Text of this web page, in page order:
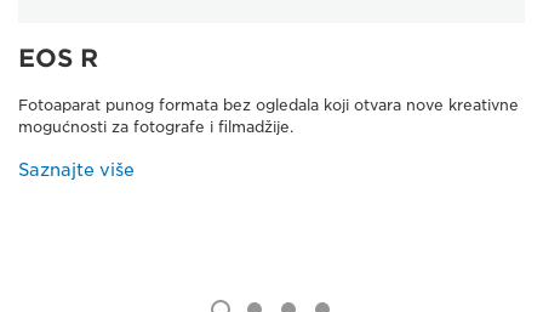
EOS R
Fotoaparat punog formata bez ogledala koji otvara nove kreativne
mogućnosti za fotografe i filmadžije.
Saznajte više